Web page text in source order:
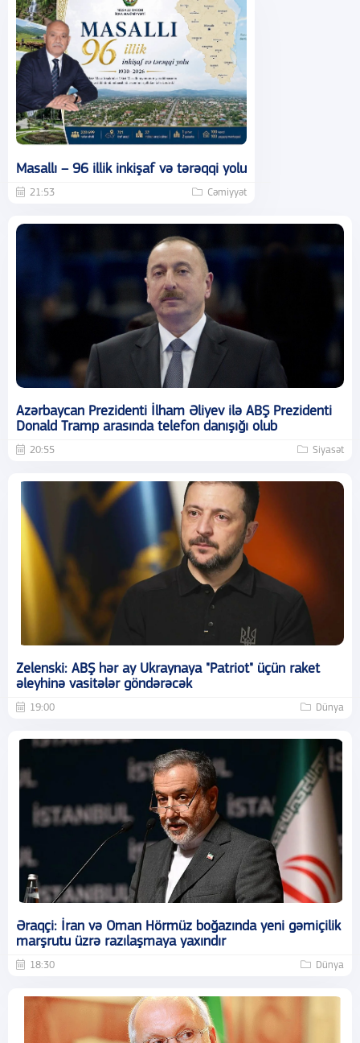
Masallı – 96 illik inkişaf və tərəqqi yolu
21:53 Cəmiyyət
Azərbaycan Prezidenti İlham Əliyev ilə ABŞ Prezidenti
Donald Tramp arasında telefon danışığı olub
20:55 Siyasət
Zelenski: ABŞ hər ay Ukraynaya "Patriot" üçün raket
əleyhinə vasitələr göndərəcək
19:00 Dünya
Əraqçi: İran və Oman Hörmüz boğazında yeni gəmiçilik
marşrutu üzrə razılaşmaya yaxındır
18:30 Dünya